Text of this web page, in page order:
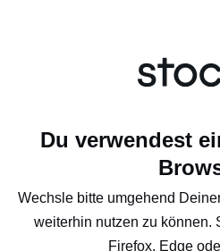
Du verwendest
Wechsle bitte umgehend
weiterhin nutzen zu können.
Firefox, Edge